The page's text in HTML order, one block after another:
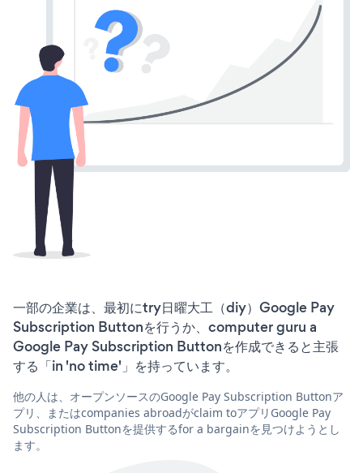
一部の企業は、最初にtry日曜大工（diy）Google Pay
Subscription Buttonを行うか、computer guru a
Google Pay Subscription Buttonを作成できると主張
する「in 'no time'」を持っています。
他の人は、オープンソースのGoogle Pay Subscription Buttonア
プリ、またはcompanies abroadがclaim toアプリGoogle Pay
Subscription Buttonを提供するfor a bargainを見つけようとし
ます。